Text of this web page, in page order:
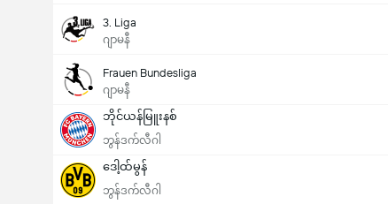
3. Liga
ဂျာမနီ
Frauen Bundesliga
ဂျာမနီ
ဘိုင်ယန်မြူးနစ်
ဘွန်ဒက်လီဂါ
ဒေါ့ထ်မွန်
ဘွန်ဒက်လီဂါ